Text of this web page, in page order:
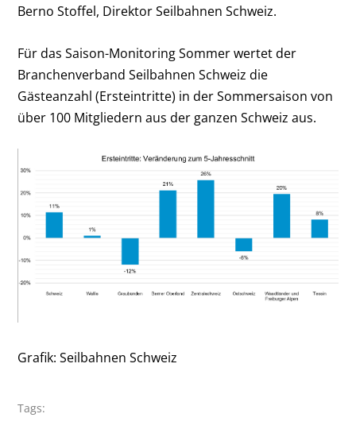
Berno Stoffel, Direktor Seilbahnen Schweiz.
Für das Saison-Monitoring Sommer wertet der
Branchenverband Seilbahnen Schweiz die
Gästeanzahl (Ersteintritte) in der Sommersaison von
über 100 Mitgliedern aus der ganzen Schweiz aus.
Grafik: Seilbahnen Schweiz
Tags: